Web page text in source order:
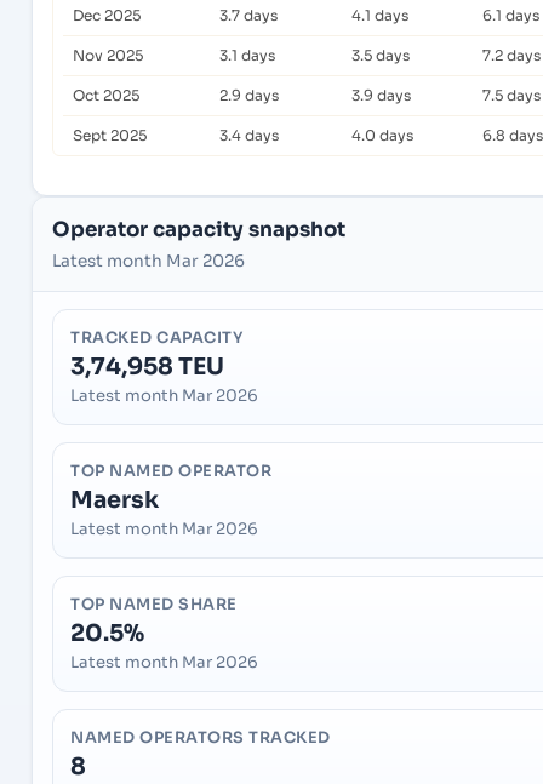
Dec 2025 3.7 days 4.1 days 6.1 days
Nov 2025 3.1 days 3.5 days 7.2 days
Oct 2025 2.9 days 3.9 days 7.5 days
Sept 2025 3.4 days 4.0 days 6.8 days
Operator capacity snapshot
Latest month Mar 2026
TRACKED CAPACITY
3,74,958 TEU
Latest month Mar 2026
TOP NAMED OPERATOR
Maersk
Latest month Mar 2026
TOP NAMED SHARE
20.5%
Latest month Mar 2026
NAMED OPERATORS TRACKED
8